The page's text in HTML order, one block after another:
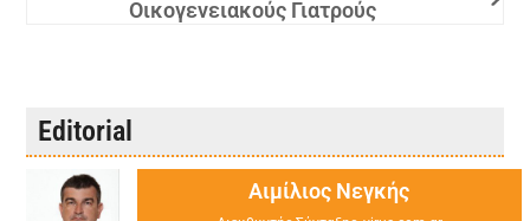
Οικογενειακούς Γιατρούς
Editorial
Αιμίλιος Νεγκής